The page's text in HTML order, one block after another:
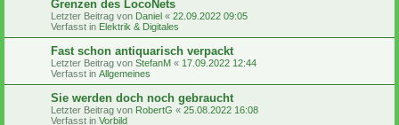
Grenzen des LocoNets
Letzter Beitrag von Daniel « 22.09.2022 09:05
Verfasst in Elektrik & Digitales
Fast schon antiquarisch verpackt
Letzter Beitrag von StefanM « 17.09.2022 12:44
Verfasst in Allgemeines
Sie werden doch noch gebraucht
Letzter Beitrag von RobertG « 25.08.2022 16:08
Verfasst in Vorbild